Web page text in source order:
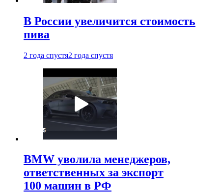
В России увеличится стоимость
пива
2 года спустя2 года спустя
BMW уволила менеджеров,
ответственных за экспорт
100 машин в РФ